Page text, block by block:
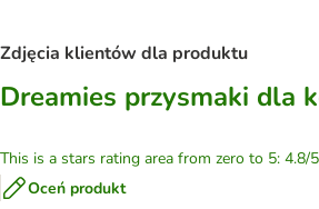
Zdjęcia klientów dla produktu
Dreamies przysmaki dla
This is a stars rating area from zero to 5: 4.8/5
Oceń produkt